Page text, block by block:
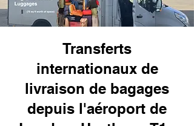
Transferts
internationaux de
livraison de bagages
depuis l'aéroport de